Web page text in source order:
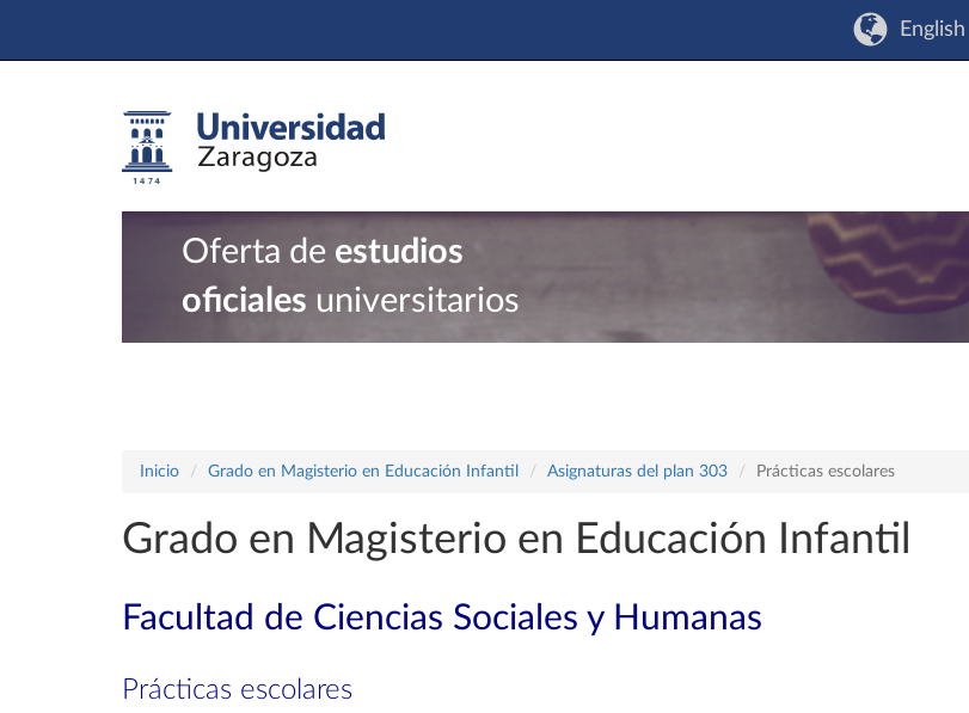
English
Oferta de estudios
oficiales universitarios
Inicio Grado en Magisterio en Educación Infantil Asignaturas del plan 303 Prácticas escolares
Grado en Magisterio en Educación Infantil
Facultad de Ciencias Sociales y Humanas
Prácticas escolares